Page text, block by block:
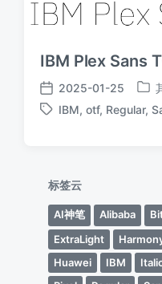
IBM Plex Sans
发
布
2025-01-25
发
布
标
IBM, otf, Regular,
标签云
AI神笔 Alibaba
ExtraLight
Huawei
IBM